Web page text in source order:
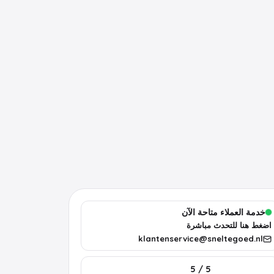
خدمة العملاء متاحة الآن
اضغط هنا للتحدث مباشرة
klantenservice@sneltegoed.nl
5 / 5